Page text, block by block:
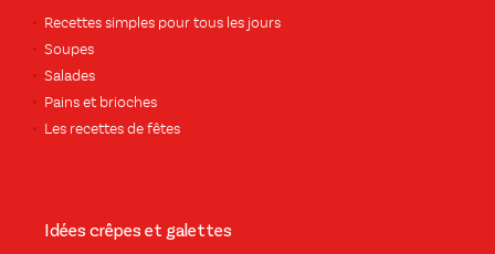
Recettes simples pour tous les jours
Soupes
Salades
Pains et brioches
Les recettes de fêtes
Idées crêpes et galettes